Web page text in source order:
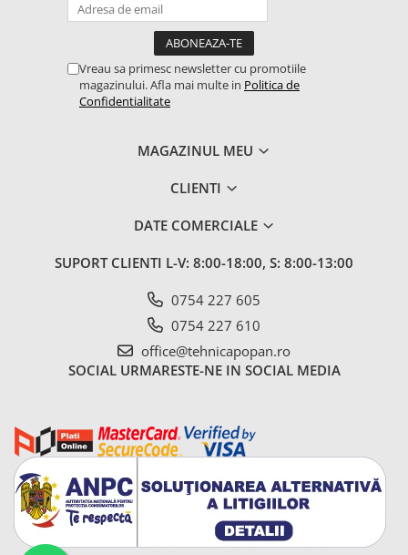
Vreau sa primesc newsletter cu promotiile
magazinului. Afla mai multe in Politica de
Confidentialitate
MAGAZINUL MEU
CLIENTI
DATE COMERCIALE
SUPORT CLIENTI L-V: 8:00-18:00, S: 8:00-13:00
0754 227 605
0754 227 610
office@tehnicapopan.ro
SOCIAL URMARESTE-NE IN SOCIAL MEDIA